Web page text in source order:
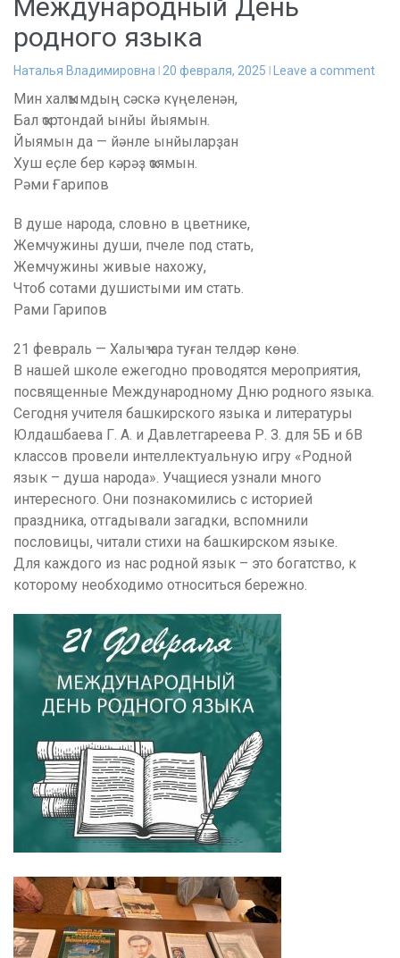
родного языка
Наталья Владимировна 20 февраля, 2025 Leave a comment
Мин халҡымдың сәскә күңеленән,
Бал ҡортондай ынйы йыямын.
Йыямын да — йәнле ынйыларҙан
Хуш еҫле бер кәрәҙ ҡоямын.
Рәми Ғарипов
В душе народа, словно в цветнике,
Жемчужины души, пчеле под стать,
Жемчужины живые нахожу,
Чтоб сотами душистыми им стать.
Рами Гарипов
21 февраль — Халыҡ-ара туған телдәр көнө.
В нашей школе ежегодно проводятся мероприятия,
посвященные Международному Дню родного языка.
Сегодня учителя башкирского языка и литературы
Юлдашбаева Г. А. и Давлетгареева Р. З. для 5Б и 6В
классов провели интеллектуальную игру «Родной
язык – душа народа». Учащиеся узнали много
интересного. Они познакомились с историей
праздника, отгадывали загадки, вспомнили
пословицы, читали стихи на башкирском языке.
Для каждого из нас родной язык – это богатство, к
которому необходимо относиться бережно.